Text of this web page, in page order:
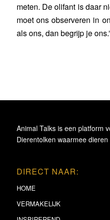
meten. De olifant is daar
moet ons observeren in
als ons, dan begrijp je
Animal Talks is een platform
Dierentolken waarmee
DIRECT NAAR:
HOME
VERMAKELIJK